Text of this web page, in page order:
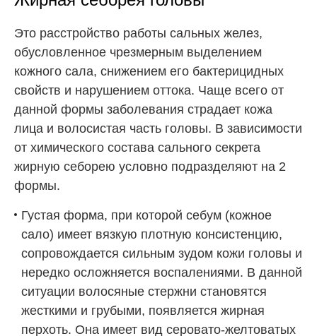
Это расстройство работы сальных желез,
обусловленное чрезмерным выделением
кожного сала, снижением его бактерицидных
свойств и нарушением оттока. Чаще всего от
данной формы заболевания страдает кожа
лица и волосистая часть головы. В зависимости
от химического состава сального секрета
жирную себорею условно подразделяют на 2
формы.
Густая форма, при которой себум (кожное
сало) имеет вязкую плотную консистенцию,
сопровождается сильным зудом кожи головы и
нередко осложняется воспалениями. В данной
ситуации волосяные стержни становятся
жесткими и грубыми, появляется жирная
перхоть. Она имеет вид серовато-желтоватых